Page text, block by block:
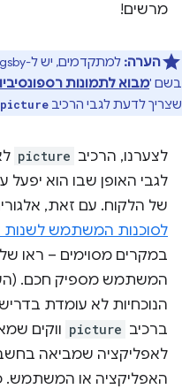
מרשים!
הערה:
בשם 'מבוא לתמונות
שצריך לדעת לגבי הרכיב picture
לצערנו, הרכיב picture
לגבי האופן שבו הוא יפעל
של הלקוח. עם זאת,
לסוכנות המשתמש
המשתמש מספיק חכם.
הנוכחיות לא עומדת
ברכיב picture ווקים
לאפליקציה שמביאה
האפליקציה או המשתמש.